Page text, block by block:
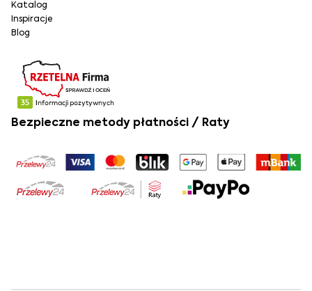
Katalog
Inspiracje
Blog
Bezpieczne metody płatności / Raty